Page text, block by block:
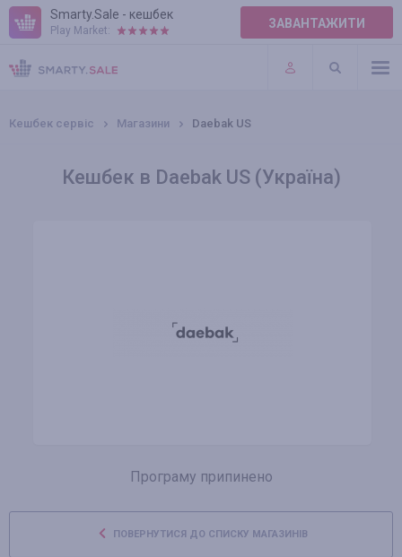
Smarty.Sale - кешбек
Play Market: ЗАВАНТАЖИТИ
ПРАВИЛА
ПЛАГІНИ
Кешбек сервіс Магазини Daebak US
Кешбек в Daebak US (Україна)
Програму припинено
ПОВЕРНУТИСЯ ДО СПИСКУ МАГАЗИНІВ